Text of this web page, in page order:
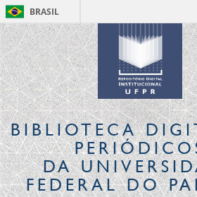
BRASIL
BIBLIOTECA
DA
FEDERAL DO